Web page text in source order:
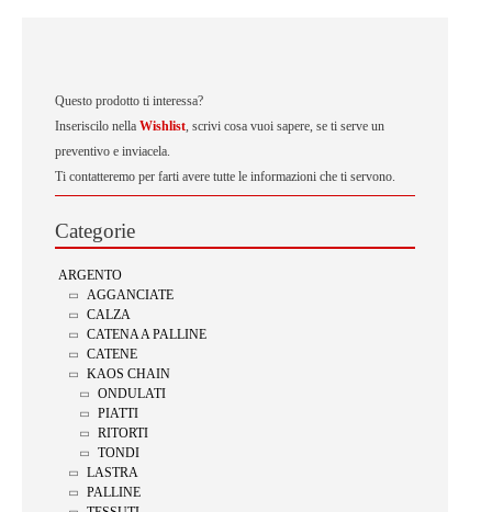
Questo prodotto ti interessa?
Inseriscilo nella Wishlist, scrivi cosa vuoi sapere, se ti serve un
preventivo e inviacela.
Ti contatteremo per farti avere tutte le informazioni che ti servono.
Categorie
ARGENTO
AGGANCIATE
CALZA
CATENA A PALLINE
CATENE
KAOS CHAIN
ONDULATI
PIATTI
RITORTI
TONDI
LASTRA
PALLINE